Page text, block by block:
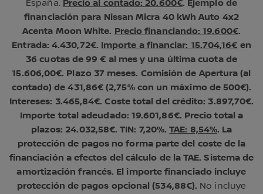
España. Precio al contado: 20.600€. Ejemplo de
financiación para Nissan Micra 40 kWh Auto 4x2
Acenta Moon White. Precio financiando: 19.600€.
Entrada: 4.430,72€. Importe a financiar: 15.704,16€ en
36 cuotas de 99 € al mes y una última cuota de
15.606,00€. Plazo 37 meses. Comisión de Apertura (al
contado) de 431,86€ (2,75% con un máximo de 500€).
Intereses: 3.465,84€. Coste total del crédito: 3.897,70€.
Importe total adeudado: 19.601,86€. Precio total a
plazos: 24.032,58€. TIN: 7,20%.TAE: 8,54%. La
protección de pagos no forma parte del coste de la
financiación a efectos del cálculo de la TAE. Sistema de
amortización francés. El importe financiado incluye
protección de pagos opcional (534,88€). No incluye